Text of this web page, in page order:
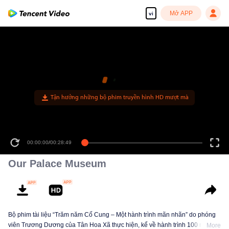
vi Mở APP
Tận hưởng những bộ phim truyền hình HD mượt mà
00:00:00/00:28:49
Our Palace Museum
Bộ phim tài liệu “Trăm năm Cố Cung – Một hành trình mãn nhãn” do phóng
viên Trương Dương của Tân Hoa Xã thực hiện, kể về hành trình 100 nămMore